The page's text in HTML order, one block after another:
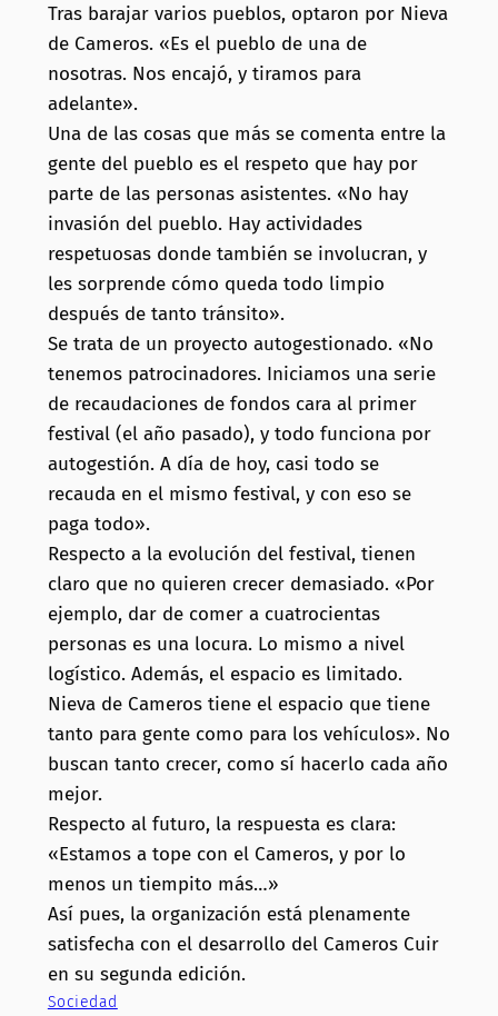
Tras barajar varios pueblos, optaron por Nieva
de Cameros. «Es el pueblo de una de
nosotras. Nos encajó, y tiramos para
adelante».
Una de las cosas que más se comenta entre la
gente del pueblo es el respeto que hay por
parte de las personas asistentes. «No hay
invasión del pueblo. Hay actividades
respetuosas donde también se involucran, y
les sorprende cómo queda todo limpio
después de tanto tránsito».
Se trata de un proyecto autogestionado. «No
tenemos patrocinadores. Iniciamos una serie
de recaudaciones de fondos cara al primer
festival (el año pasado), y todo funciona por
autogestión. A día de hoy, casi todo se
recauda en el mismo festival, y con eso se
paga todo».
Respecto a la evolución del festival, tienen
claro que no quieren crecer demasiado. «Por
ejemplo, dar de comer a cuatrocientas
personas es una locura. Lo mismo a nivel
logístico. Además, el espacio es limitado.
Nieva de Cameros tiene el espacio que tiene
tanto para gente como para los vehículos». No
buscan tanto crecer, como sí hacerlo cada año
mejor.
Respecto al futuro, la respuesta es clara:
«Estamos a tope con el Cameros, y por lo
menos un tiempito más…»
Así pues, la organización está plenamente
satisfecha con el desarrollo del Cameros Cuir
en su segunda edición.
Sociedad